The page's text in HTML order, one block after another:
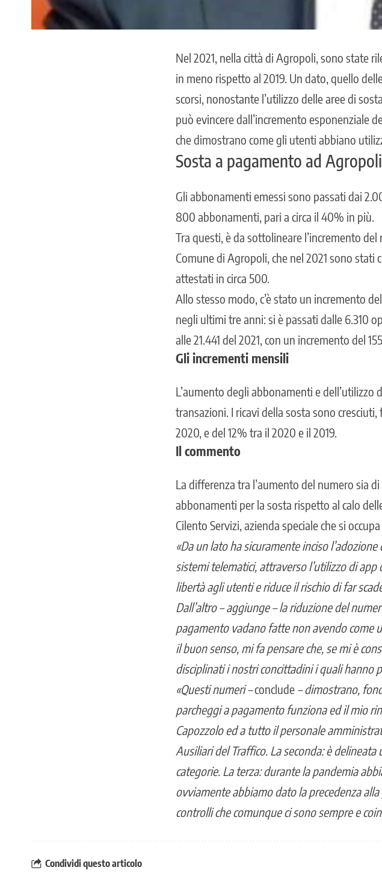
Nel 2021, nella città di Agropoli , sono state
in meno rispetto al 2019. Un dato, quello
scorsi, nonostante l’utilizzo delle aree di
può evincere dall’incremento esponenziale
che dimostrano come gli utenti abbiano
Sosta a pagamento ad
Gli abbonamenti emessi sono passati dai
800 abbonamenti, pari a circa il 40% in più.
Tra questi, è da sottolineare l’incremento
Comune di Agropoli, che nel 2021 sono stati
attestati in circa 500.
Allo stesso modo, c’è stato un incremento
negli ultimi tre anni: si è passati dalle 6.310
alle 21.441 del 2021, con un incremento del
Gli incrementi mensili
L’aumento degli abbonamenti e
transazioni. I ricavi della sosta sono
2020, e del 12% tra il 2020 e il 2019.
Il commento
La differenza tra l’aumento del numero sia
abbonamenti per la sosta rispetto al calo
Cilento Servizi, azienda speciale che si
«Da un lato ha sicuramente inciso
sistemi telematici, attraverso l’utilizzo di
libertà agli utenti e riduce il rischio di far
Dall’altro – aggiunge – la riduzione del
pagamento vadano fatte non avendo come
il buon senso, mi fa pensare che, se mi è
disciplinati i nostri concittadini i quali hanno
«Questi numeri –conclude – dimostrano,
parcheggi a pagamento funziona ed il mio
Capozzolo ed a tutto il personale
Ausiliari del Traffico. La seconda: è
categorie. La terza: durante la pandemia
ovviamente abbiamo dato la precedenza
controlli che comunque ci sono sempre e
Condividi questo articolo